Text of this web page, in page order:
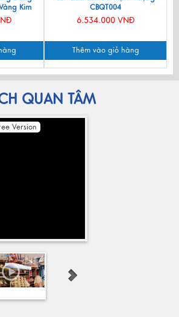
Kim
CBQT004
6.534.000 VNĐ
Thêm vào giỏ hàng
QUAN TÂM
Version